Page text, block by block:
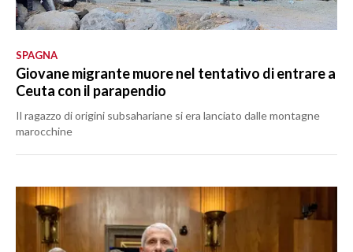
SPAGNA
Giovane migrante muore nel tentativo di entrare a
Ceuta con il parapendio
Il ragazzo di origini subsahariane si era lanciato dalle montagne
marocchine